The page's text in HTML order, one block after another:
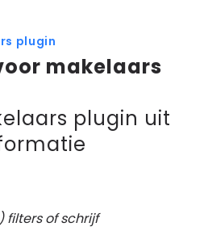
plugin
makelaars
plugin uit
filters of schrijf